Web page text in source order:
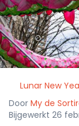
Lunar New
Door My de
Bijgewerkt 26